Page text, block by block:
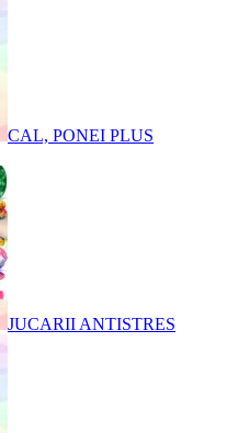
CAL, PONEI PLUS
JUCARII ANTISTRES